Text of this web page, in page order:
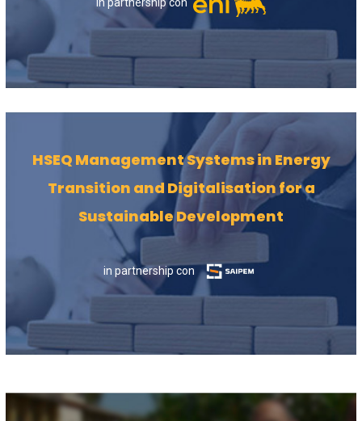
HSEQ Management Systems in Energy
Transition and Digitalisation for a
Sustainable Development
in partnership con